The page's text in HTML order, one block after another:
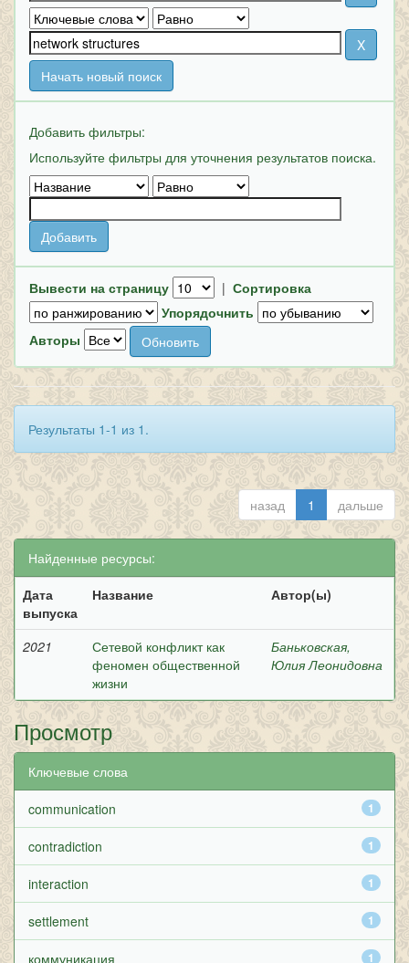
Начать новый поиск
Добавить фильтры:
Используйте фильтры для уточнения результатов поиска.
Вывести на страницу | Сортировка
Упорядочнить
Авторы
Результаты 1-1 из 1.
назад 1 дальше
Найденные ресурсы:
Дата
выпуска
Название Автор(ы)
2021
Сетевой конфликт как
феномен общественной
жизни
Баньковская,
Юлия Леонидовна
Просмотр
Ключевые слова
1
communication
1
contradiction
1
interaction
1
settlement
1
коммуникация